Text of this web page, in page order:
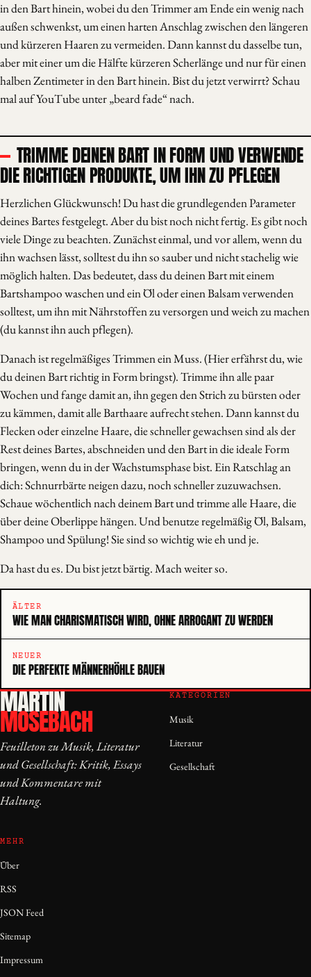
in den Bart hinein, wobei du den Trimmer am Ende ein wenig nach
außen schwenkst, um einen harten Anschlag zwischen den längeren
und kürzeren Haaren zu vermeiden. Dann kannst du dasselbe tun,
aber mit einer um die Hälfte kürzeren Scherlänge und nur für einen
halben Zentimeter in den Bart hinein. Bist du jetzt verwirrt? Schau
mal auf YouTube unter „beard fade“ nach.
TRIMME DEINEN BART IN FORM UND VERWENDE
DIE RICHTIGEN PRODUKTE, UM IHN ZU PFLEGEN
Herzlichen Glückwunsch! Du hast die grundlegenden Parameter
deines Bartes festgelegt. Aber du bist noch nicht fertig. Es gibt noch
viele Dinge zu beachten. Zunächst einmal, und vor allem, wenn du
ihn wachsen lässt, solltest du ihn so sauber und nicht stachelig wie
möglich halten. Das bedeutet, dass du deinen Bart mit einem
Bartshampoo waschen und ein Öl oder einen Balsam verwenden
solltest, um ihn mit Nährstoffen zu versorgen und weich zu machen
(du kannst ihn auch pflegen).
Danach ist regelmäßiges Trimmen ein Muss. (Hier erfährst du, wie
du deinen Bart richtig in Form bringst). Trimme ihn alle paar
Wochen und fange damit an, ihn gegen den Strich zu bürsten oder
zu kämmen, damit alle Barthaare aufrecht stehen. Dann kannst du
Flecken oder einzelne Haare, die schneller gewachsen sind als der
Rest deines Bartes, abschneiden und den Bart in die ideale Form
bringen, wenn du in der Wachstumsphase bist. Ein Ratschlag an
dich: Schnurrbärte neigen dazu, noch schneller zuzuwachsen.
Schaue wöchentlich nach deinem Bart und trimme alle Haare, die
über deine Oberlippe hängen. Und benutze regelmäßig Öl, Balsam,
Shampoo und Spülung! Sie sind so wichtig wie eh und je.
Da hast du es. Du bist jetzt bärtig. Mach weiter so.
ÄLTER
WIE MAN CHARISMATISCH WIRD, OHNE ARROGANT ZU WERDEN
NEUER
DIE PERFEKTE MÄNNERHÖHLE BAUEN
MARTIN
MOSEBACH
Feuilleton zu Musik, Literatur
und Gesellschaft: Kritik, Essays
und Kommentare mit
Haltung.
KATEGORIEN
Musik
Literatur
Gesellschaft
MEHR
Über
RSS
JSON Feed
Sitemap
Impressum